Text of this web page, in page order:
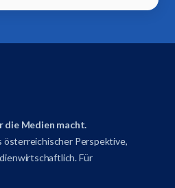
die Medien macht.
österreichischer Perspektive,
Für